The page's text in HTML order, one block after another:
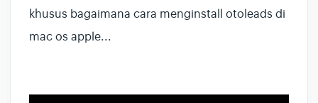
khusus bagaimana cara menginstall otoleads di
mac os apple...